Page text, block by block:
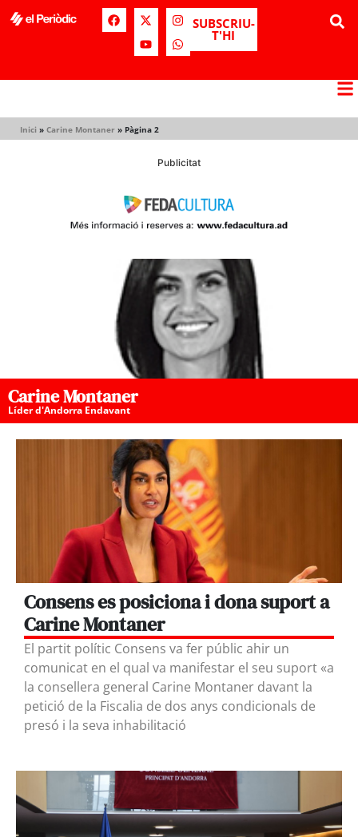
SUBSCRIU-
T'HI
Inici » Carine Montaner » Pàgina 2
Publicitat
Carine Montaner
Líder d'Andorra Endavant
Consens es posiciona i dona suport a
Carine Montaner
El partit polític Consens va fer públic ahir un
comunicat en el qual va manifestar el seu suport «a
la consellera general Carine Montaner davant la
petició de la Fiscalia de dos anys condicionals de
presó i la seva inhabilitació